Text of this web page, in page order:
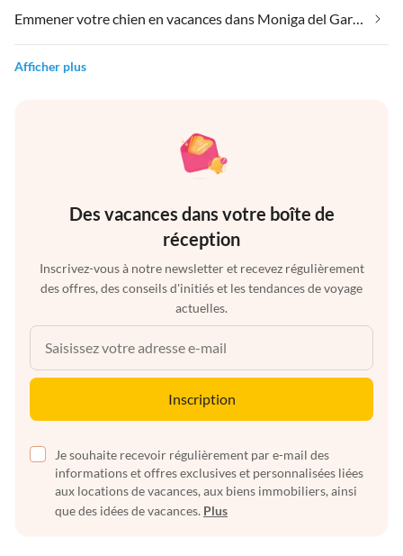
Emmener votre chien en vacances dans Moniga del Garda
Afficher plus
Des vacances dans votre boîte de
réception
Inscrivez-vous à notre newsletter et recevez régulièrement
des offres, des conseils d'initiés et les tendances de voyage
actuelles.
Inscription
Je souhaite recevoir régulièrement par e-mail des
informations et offres exclusives et personnalisées liées
aux locations de vacances, aux biens immobiliers, ainsi
que des idées de vacances. Plus